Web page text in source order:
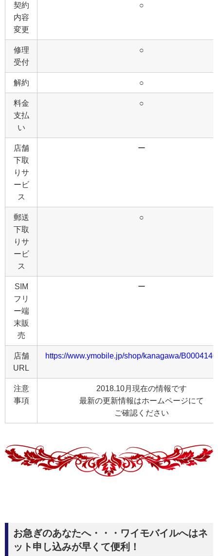
契約
内容
変更
○
修理
受付
○
解約 ○
料金
支払
い
○
店舗
下取
りサ
ービ
ス
ー
郵送
下取
りサ
ービ
ス
○
SIM
フリ
ー端
末販
売
ー
店舗
URL
https://www.ymobile.jp/shop/kanagawa/
注意
事項
2018.10月現在の情報です
最新の更新情報はホームページにて
ご確認ください
お急ぎのあなたへ・・・ワイモバイルへはネ
ット申し込みが早くて便利！